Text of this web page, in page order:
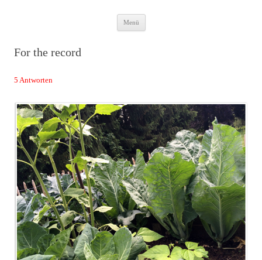
Das Neuste von JWD
Menü
Zum
Inhalt
For the record
5 Antworten